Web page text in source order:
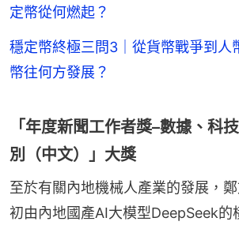
定幣從何燃起？
穩定幣終極三問3｜從貨幣戰爭到
幣往何方發展？
「年度新聞工作者獎–數據、科
別（中文）」大獎
至於有關內地機械人產業的發展，
初由內地國產AI大模型DeepSeek的